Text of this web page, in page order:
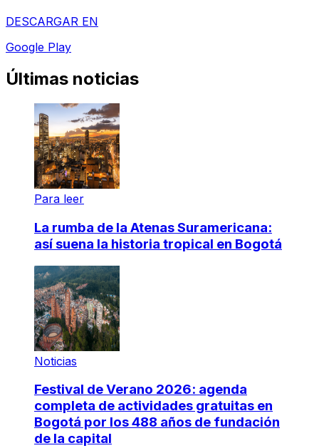
DESCARGAR EN
Google Play
Últimas noticias
Para leer
La rumba de la Atenas Suramericana:
así suena la historia tropical en Bogotá
Noticias
Festival de Verano 2026: agenda
completa de actividades gratuitas en
Bogotá por los 488 años de fundación
de la capital